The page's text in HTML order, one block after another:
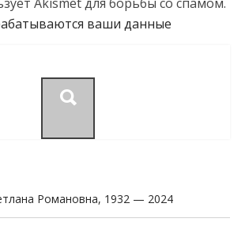
ваши данные
Романовна, 1932 — 2024